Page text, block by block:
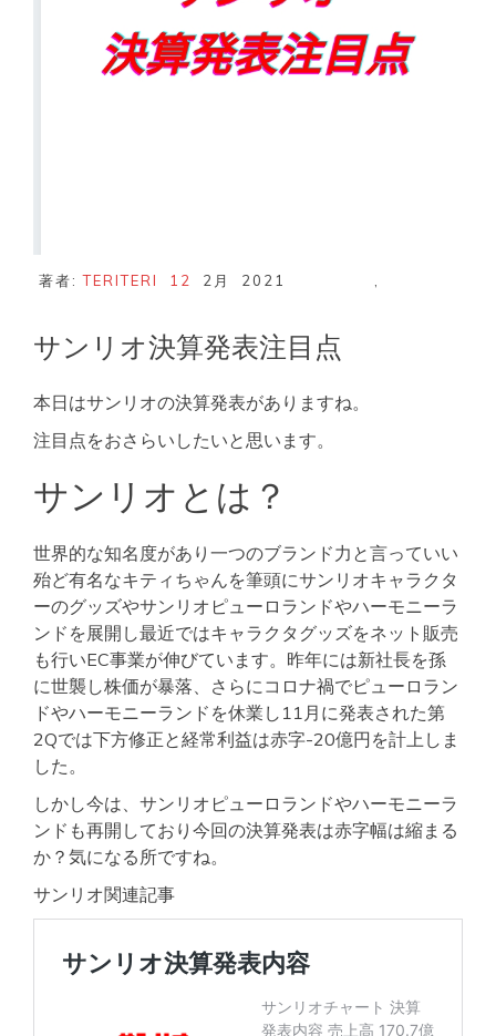
著者:TERITERI 12 2月 ,
2021
サンリオ決算発表注目点
本日はサンリオの決算発表がありますね。
注目点をおさらいしたいと思います。
サンリオとは？
世界的な知名度があり一つのブランド力と言っていい
殆ど有名なキティちゃんを筆頭にサンリオキャラクタ
ーのグッズやサンリオピューロランドやハーモニーラ
ンドを展開し最近ではキャラクタグッズをネット販売
も行いEC事業が伸びています。昨年には新社長を孫
に世襲し株価が暴落、さらにコロナ禍でピューロラン
ドやハーモニーランドを休業し11月に発表された第
2Qでは下方修正と経常利益は赤字-20億円を計上しま
した。
しかし今は、サンリオピューロランドやハーモニーラ
ンドも再開しており今回の決算発表は赤字幅は縮まる
か？気になる所ですね。
サンリオ関連記事